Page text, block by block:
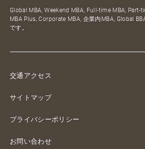
Global MBA, Weekend MBA, Full-time MBA, Part-
MBA Plus, Corporate MBA, 企業内MBA, Global
です。
交通アクセス
サイトマップ
プライバシーポリシー
お問い合わせ